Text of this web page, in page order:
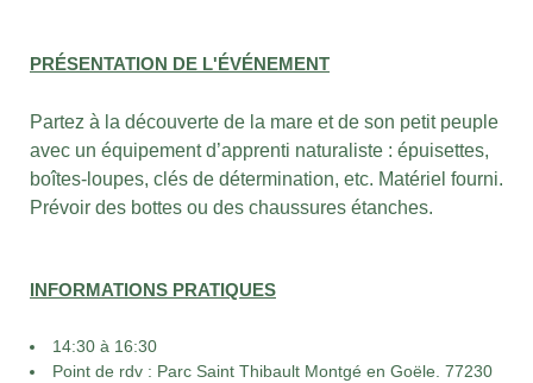
PRÉSENTATION DE L'ÉVÉNEMENT
Partez à la découverte de la mare et de son petit peuple
avec un équipement d’apprenti naturaliste : épuisettes,
boîtes-loupes, clés de détermination, etc. Matériel fourni.
Prévoir des bottes ou des chaussures étanches.
INFORMATIONS PRATIQUES
14:30 à 16:30
Point de rdv : Parc Saint Thibault Montgé en Goële. 77230